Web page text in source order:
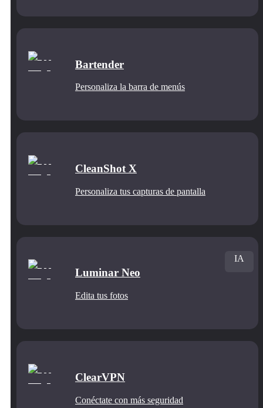
Bartender
Personaliza la barra de menús
CleanShot X
Personaliza tus capturas de pantalla
Luminar Neo
Edita tus fotos
IA
ClearVPN
Conéctate con más seguridad